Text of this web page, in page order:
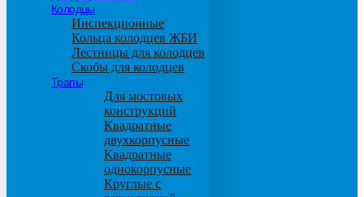
Колодцы
Инспекционные
Кольца колодцев ЖБИ
Лестницы для колодцев
Скобы для колодцев
Трапы
Для мостовых
конструкций
Квадратные
двухкорпусные
Квадратные
однокорпусные
Круглые с